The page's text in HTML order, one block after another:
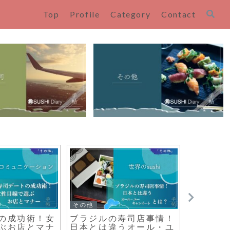
Top Profile Category Contact
理！ベジタ
進化系レシ
その他
寿司の美学と日本文化：
歴史に根ざした美意識